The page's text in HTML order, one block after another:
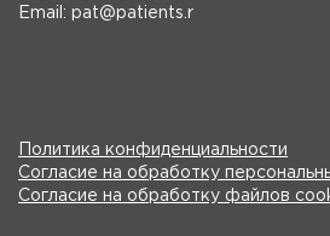
Email: pat@patients.r
Политика конфиденциальности
Согласие на обработку
Согласие на обработку файлов